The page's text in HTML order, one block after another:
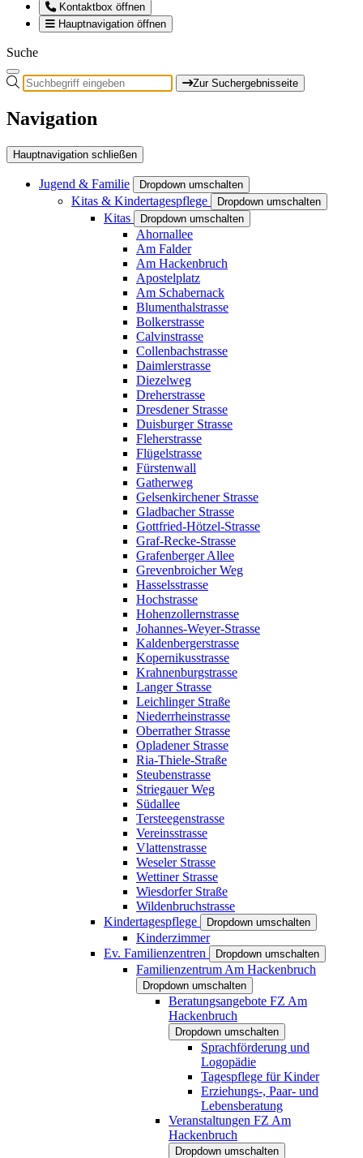
Kontaktbox öffnen
Hauptnavigation öffnen
Suche
Zur Suchergebnisseite
Navigation
Hauptnavigation schließen
Jugend & Familie Dropdown umschalten
Kitas & Kindertagespflege Dropdown umschalten
Kitas Dropdown umschalten
Ahornallee
Am Falder
Am Hackenbruch
Apostelplatz
Am Schabernack
Blumenthalstrasse
Bolkerstrasse
Calvinstrasse
Collenbachstrasse
Daimlerstrasse
Diezelweg
Dreherstrasse
Dresdener Strasse
Duisburger Strasse
Fleherstrasse
Flügelstrasse
Fürstenwall
Gatherweg
Gelsenkirchener Strasse
Gladbacher Strasse
Gottfried-Hötzel-Strasse
Graf-Recke-Strasse
Grafenberger Allee
Grevenbroicher Weg
Hasselsstrasse
Hochstrasse
Hohenzollernstrasse
Johannes-Weyer-Strasse
Kaldenbergerstrasse
Kopernikusstrasse
Krahnenburgstrasse
Langer Strasse
Leichlinger Straße
Niederrheinstrasse
Oberrather Strasse
Opladener Strasse
Ria-Thiele-Straße
Steubenstrasse
Striegauer Weg
Südallee
Tersteegenstrasse
Vereinsstrasse
Vlattenstrasse
Weseler Strasse
Wettiner Strasse
Wiesdorfer Straße
Wildenbruchstrasse
Kindertagespflege
Dropdown umschalten
Kinderzimmer
Ev. Familienzentren
Dropdown umschalten
Familienzentrum Am Hackenbruch
Dropdown umschalten
Beratungsangebote FZ Am
Hackenbruch
Dropdown umschalten
Sprachförderung und
Logopädie
Tagespflege für Kinder
Erziehungs-, Paar- und
Lebensberatung
Veranstaltungen FZ Am
Hackenbruch
Dropdown umschalten